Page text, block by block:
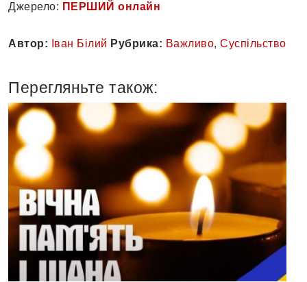
Джерело: ПЕРШИЙ онлайн
Автор: Іван Білий Рубрика: Важливо, Суспільство
Перегляньте також: